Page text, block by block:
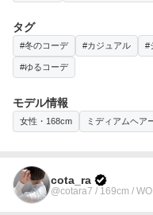
タグ
#冬のコーデ #カジュアル #
#ゆるコーデ
モデル情報
女性・168cm ミディアムヘア
cota_ra
@cotara7 / 169cm /